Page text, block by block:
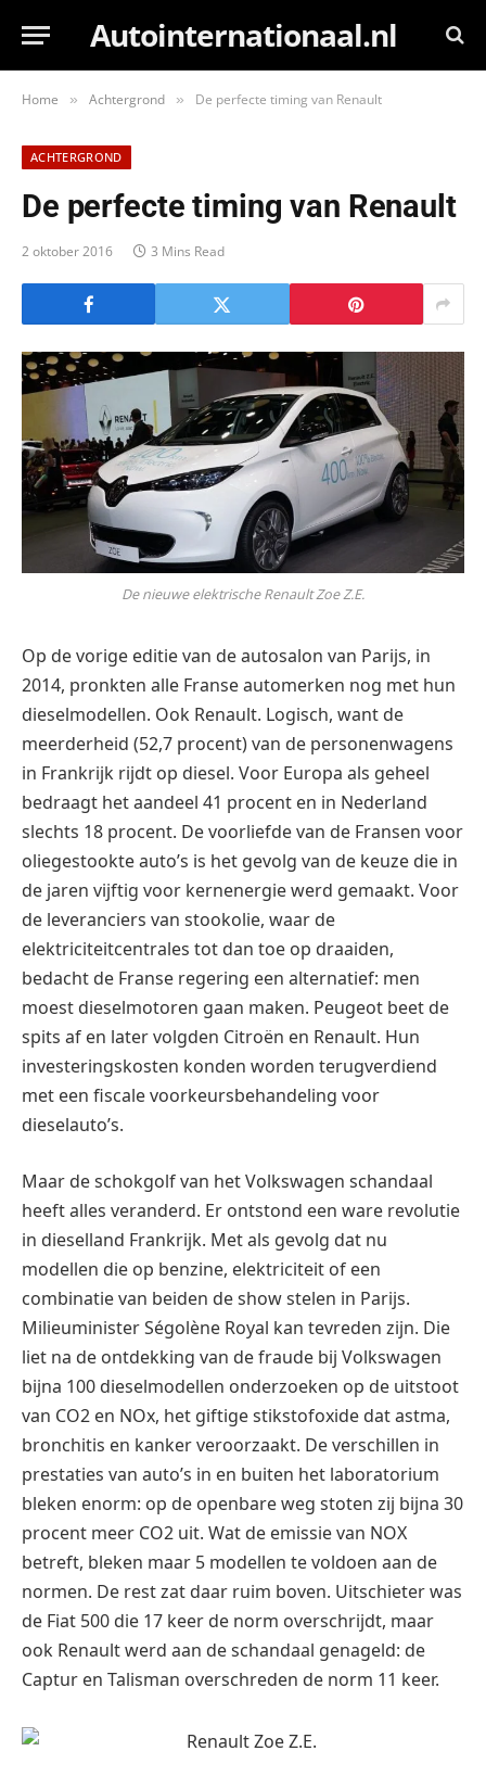
Autointernationaal.nl
Home » Achtergrond » De perfecte timing van Renault
ACHTERGROND
De perfecte timing van Renault
2 oktober 2016 3 Mins Read
De nieuwe elektrische Renault Zoe Z.E.
Op de vorige editie van de autosalon van Parijs, in
2014, pronkten alle Franse automerken nog met hun
dieselmodellen. Ook Renault. Logisch, want de
meerderheid (52,7 procent) van de personenwagens
in Frankrijk rijdt op diesel. Voor Europa als geheel
bedraagt het aandeel 41 procent en in Nederland
slechts 18 procent. De voorliefde van de Fransen voor
oliegestookte auto’s is het gevolg van de keuze die in
de jaren vijftig voor kernenergie werd gemaakt. Voor
de leveranciers van stookolie, waar de
elektriciteitcentrales tot dan toe op draaiden,
bedacht de Franse regering een alternatief: men
moest dieselmotoren gaan maken. Peugeot beet de
spits af en later volgden Citroën en Renault. Hun
investeringskosten konden worden terugverdiend
met een fiscale voorkeursbehandeling voor
dieselauto’s.
Maar de schokgolf van het Volkswagen schandaal
heeft alles veranderd. Er ontstond een ware revolutie
in dieselland Frankrijk. Met als gevolg dat nu
modellen die op benzine, elektriciteit of een
combinatie van beiden de show stelen in Parijs.
Milieuminister Ségolène Royal kan tevreden zijn. Die
liet na de ontdekking van de fraude bij Volkswagen
bijna 100 dieselmodellen onderzoeken op de uitstoot
van CO2 en NOx, het giftige stikstofoxide dat astma,
bronchitis en kanker veroorzaakt. De verschillen in
prestaties van auto’s in en buiten het laboratorium
bleken enorm: op de openbare weg stoten zij bijna 30
procent meer CO2 uit. Wat de emissie van NOX
betreft, bleken maar 5 modellen te voldoen aan de
normen. De rest zat daar ruim boven. Uitschieter was
de Fiat 500 die 17 keer de norm overschrijdt, maar
ook Renault werd aan de schandaal genageld: de
Captur en Talisman overschreden de norm 11 keer.